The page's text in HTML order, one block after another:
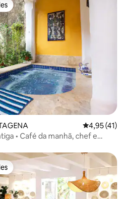
dos hóspedes
4,95 de uma
4,95 (41)
• Café da manhã, chef e
dos hóspedes